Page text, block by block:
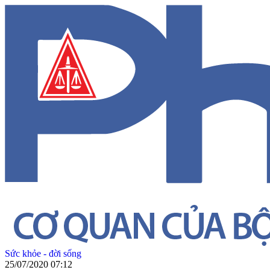
Sức khỏe - đời sống
25/07/2020 07:12